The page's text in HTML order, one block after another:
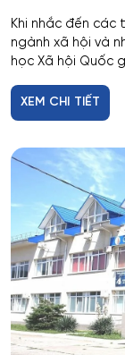
Dược công
Dịch vụ
Giám sát thông
Giám định tư
Giáo dục
Giáo dục sư
Giáo dục thể
Giáo dục và sư
Khi nhắc đến
ngành xã hội và
học Xã hội Quốc
XEM CHI TIẾT